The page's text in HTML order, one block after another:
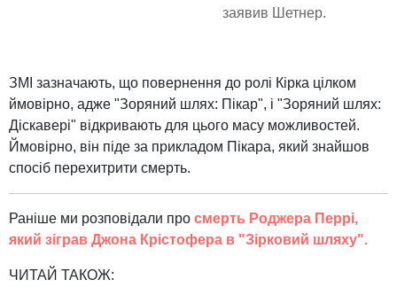
заявив Шетнер.
ЗМІ зазначають, що повернення до ролі Кірка цілком
ймовірно, адже "Зоряний шлях: Пікар", і "Зоряний шлях:
Діскавері" відкривають для цього масу можливостей.
Ймовірно, він піде за прикладом Пікара, який знайшов
спосіб перехитрити смерть.
Раніше ми розповідали про смерть Роджера Перрі,
який зіграв Джона Крістофера в "Зірковий шляху".
ЧИТАЙ ТАКОЖ: